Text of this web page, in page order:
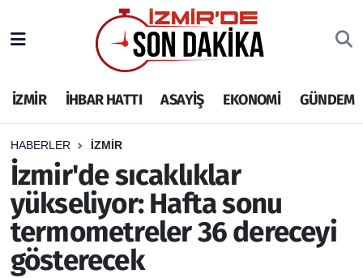
İZMİR İHBAR HATTI ASAYİŞ EKONOMİ GÜNDEM
HABERLER İZMİR
İzmir'de sıcaklıklar
yükseliyor: Hafta sonu
termometreler 36 dereceyi
gösterecek
İHBAR HATTI
DEPREM
GENEL
EKONOMİ
SİYASET
İzmir Nöbetçi Eczaneler
İzmir Hava Durumu
İzmir Namaz Vakitleri
İzmir Trafik Yoğunluk Haritası
Puan Durumu ve Fikstür
Tüm Manşetler